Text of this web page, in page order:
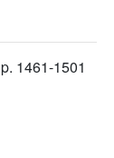
p. 1461-1501